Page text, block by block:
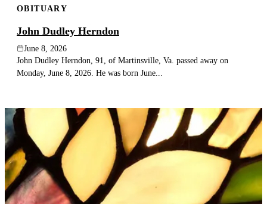
OBITUARY
John Dudley Herndon
June 8, 2026
John Dudley Herndon, 91, of Martinsville, Va. passed away on
Monday, June 8, 2026. He was born June...